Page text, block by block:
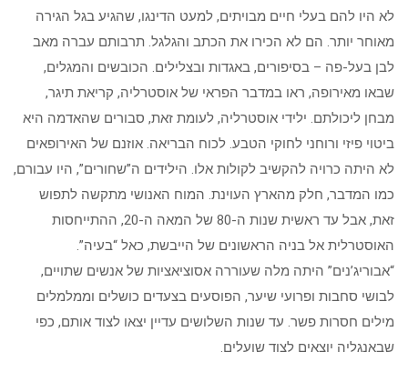
לא היו להם בעלי חיים מבויתים, למעט הדינגו, שהגיע בגל הגירה
מאוחר יותר. הם לא הכירו את הכתב והגלגל. תרבותם עברה מאב
לבן בעל-פה – בסיפורים, באגדות ובצלילים. הכובשים והמגלים,
שבאו מאירופה, ראו במדבר הפראי של אוסטרליה, קריאת תיגר,
מבחן ליכולתם. ילידי אוסטרליה, לעומת זאת, סבורים שהאדמה היא
ביטוי פיזי ורוחני לחוקי הטבע. לכוח הבריאה. אוזנם של האירופאים
לא היתה כרויה להקשיב לקולות אלו. הילידים ה”שחורים”, היו עבורם,
כמו המדבר, חלק מהארץ העוינת. המוח האנושי מתקשה לתפוש
זאת, אבל עד ראשית שנות ה-80 של המאה ה-20, ההתייחסות
האוסטרלית אל בניה הראשונים של הייבשת, כאל “בעיה”.
“אבוריג’נים” היתה מלה שעוררה אסוציאציות של אנשים שתויים,
לבושי סחבות ופרועי שיער, הפוסעים בצעדים כושלים וממלמלים
מילים חסרות פשר. עד שנות השלושים עדיין יצאו לצוד אותם, כפי
שבאנגליה יוצאים לצוד שועלים.